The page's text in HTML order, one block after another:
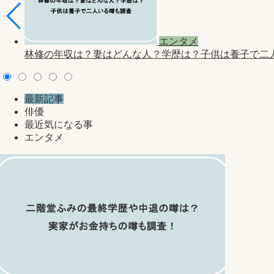
エンタメ
林修の年収は？妻はどんな人？学歴は？子供は養子で二
最新記事
俳優
最近気になる事
エンタメ